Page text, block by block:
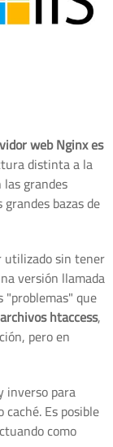
web Nginx es
distinta a la
grandes
bazas de
utilizado sin tener
versión llamada
"problemas" que
htaccess,
pero en
inverso para
Es posible
como